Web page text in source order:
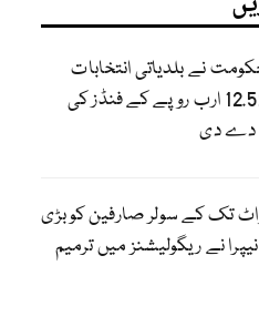
نے بلدیاتی انتخابات
کیلئے 12.52 ارب روپے کے فنڈز کی
دے دی
واٹ تک کے سولر صارفین کو بڑی
نے ریگولیشنز میں ترمیم